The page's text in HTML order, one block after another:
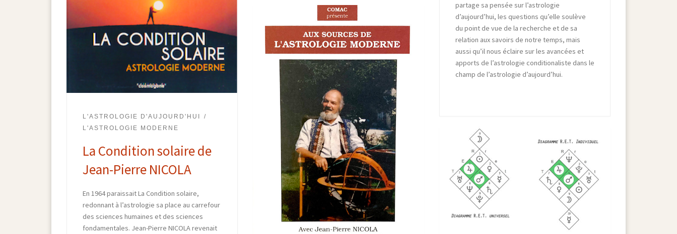
partage sa pensée sur l’astrologie
d’aujourd’hui, les questions qu’elle soulève
du point de vue de la recherche et de sa
relation aux savoirs de notre temps, mais
aussi qu’il nous éclaire sur les avancées et
apports de l’astrologie conditionaliste dans le
champ de l’astrologie d’aujourd’hui.
L'ASTROLOGIE D'AUJOURD'HUI
L'ASTROLOGIE MODERNE
La Condition solaire de
Jean-Pierre NICOLA
En 1964 paraissait La Condition solaire,
redonnant à l’astrologie sa place au carrefour
des sciences humaines et des sciences
fondamentales. Jean-Pierre NICOLA revenait